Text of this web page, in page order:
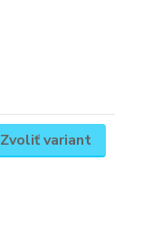
Zvoliť variant